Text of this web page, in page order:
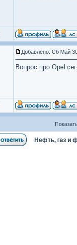
Добавлено: Сб Май
Вопрос про Opel
Нефть, газ и